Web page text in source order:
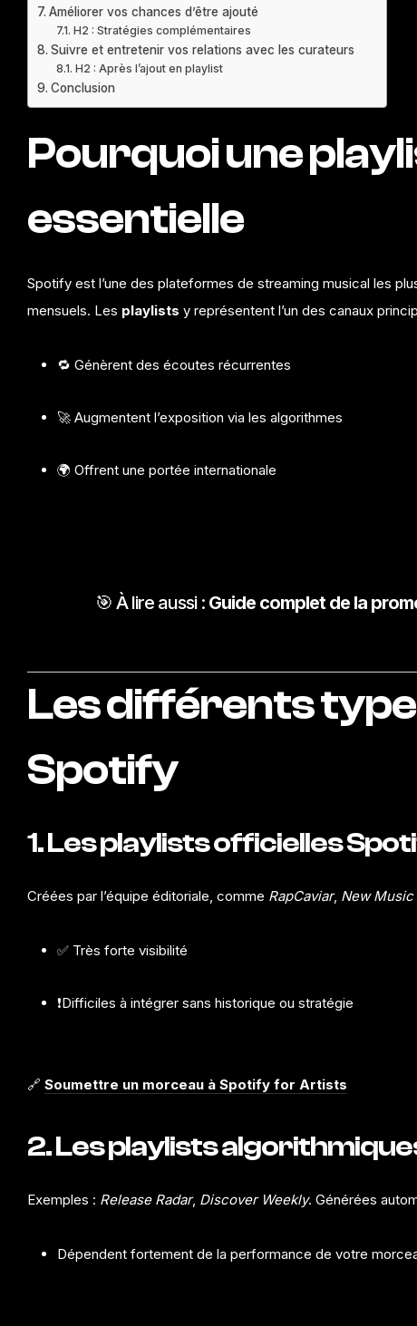
Améliorer vos chances d’être ajouté
H2 : Stratégies complémentaires
Suivre et entretenir vos relations avec les curateurs
H2 : Après l’ajout en playlist
Conclusion
Pourquoi une
essentielle
Spotify est l’une des plateformes de streaming musical les
mensuels. Les playlists y représentent l’un des canaux
🔁 Génèrent des écoutes récurrentes
🚀 Augmentent l’exposition via les algorithmes
🌍 Offrent une portée internationale
🎯 À lire aussi : Guide complet de la
Les différents
Spotify
1. Les playlists officielles
Créées par l’équipe éditoriale, comme RapCaviar, New Music
✅ Très forte visibilité
❗️Difficiles à intégrer sans historique ou stratégie
🔗 Soumettre un morceau à Spotify for Artists
2. Les playlists
Exemples : Release Radar, Discover Weekly. Générées
Dépendent fortement de la performance de votre